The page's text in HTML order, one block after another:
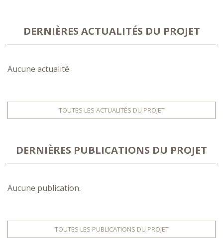
DERNIÈRES ACTUALITÉS DU PROJET
Aucune actualité
TOUTES LES ACTUALITÉS DU PROJET
DERNIÈRES PUBLICATIONS DU PROJET
Aucune publication.
TOUTES LES PUBLICATIONS DU PROJET